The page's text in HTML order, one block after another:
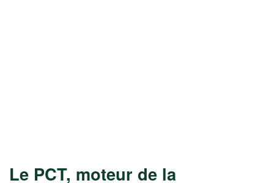
Le PCT, moteur de la